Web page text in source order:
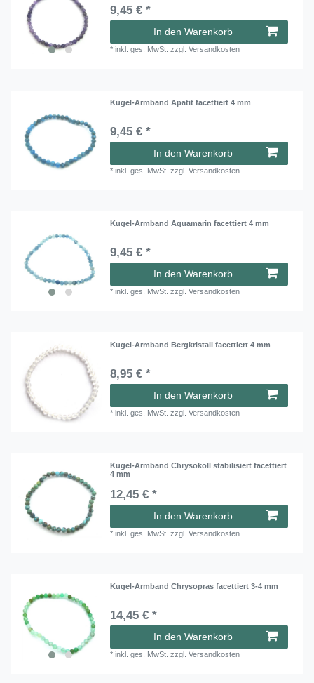
9,45 € *
In den Warenkorb
*inkl. ges. MwSt. zzgl.Versandkosten
Kugel-Armband Apatit facettiert 4 mm
9,45 € *
In den Warenkorb
*inkl. ges. MwSt. zzgl.Versandkosten
Kugel-Armband Aquamarin facettiert 4 mm
9,45 € *
In den Warenkorb
*inkl. ges. MwSt. zzgl.Versandkosten
Kugel-Armband Bergkristall facettiert 4 mm
8,95 € *
In den Warenkorb
*inkl. ges. MwSt. zzgl.Versandkosten
Kugel-Armband Chrysokoll stabilisiert facettiert
4 mm
12,45 € *
In den Warenkorb
*inkl. ges. MwSt. zzgl.Versandkosten
Kugel-Armband Chrysopras facettiert 3-4 mm
14,45 € *
In den Warenkorb
*inkl. ges. MwSt. zzgl.Versandkosten